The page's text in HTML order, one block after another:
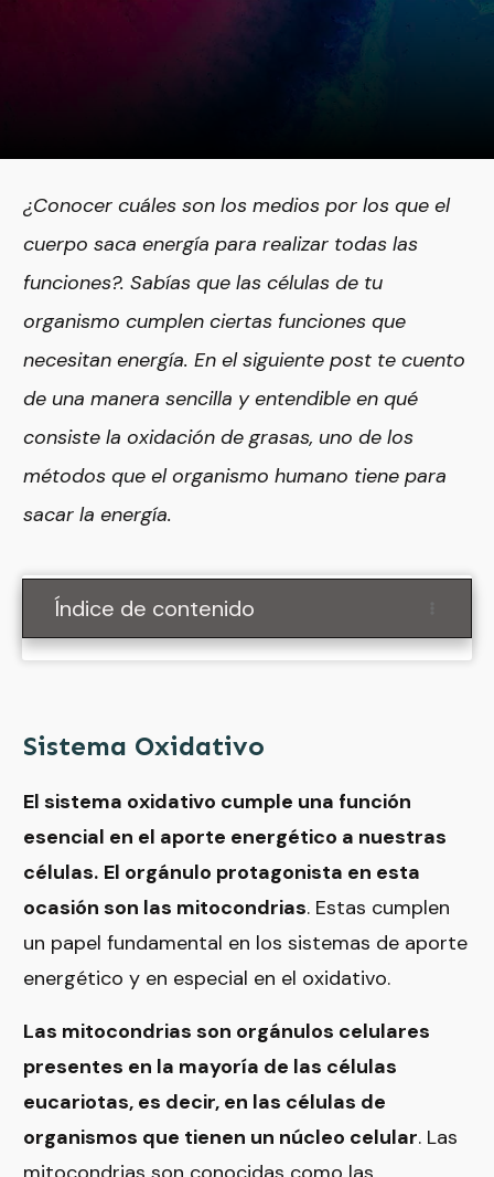
¿Conocer cuáles son los medios por los que el
cuerpo saca energía para realizar todas las
funciones?. Sabías que las células de tu
organismo cumplen ciertas funciones que
necesitan energía. En el siguiente post te cuento
de una manera sencilla y entendible en qué
consiste la oxidación de grasas, uno de los
métodos que el organismo humano tiene para
sacar la energía.
Índice de contenido
Sistema Oxidativo
El sistema oxidativo cumple una función
esencial en el aporte energético a nuestras
células. El orgánulo protagonista en esta
ocasión son las mitocondrias. Estas cumplen
un papel fundamental en los sistemas de aporte
energético y en especial en el oxidativo.
Las mitocondrias son orgánulos celulares
presentes en la mayoría de las células
eucariotas, es decir, en las células de
organismos que tienen un núcleo celular. Las